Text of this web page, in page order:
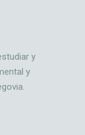
y
y